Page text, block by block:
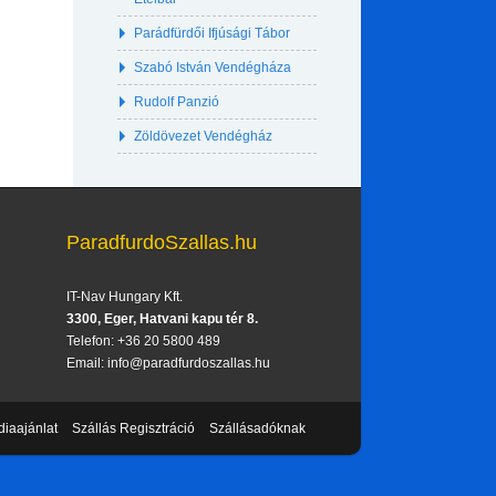
Parádfürdői Ifjúsági Tábor
Szabó István Vendégháza
Rudolf Panzió
Zöldövezet Vendégház
ParadfurdoSzallas.hu
IT-Nav Hungary Kft.
3300, Eger, Hatvani kapu tér 8.
Telefon: +36 20 5800 489
Email: info@paradfurdoszallas.hu
Szállás Regisztráció Szállásadóknak